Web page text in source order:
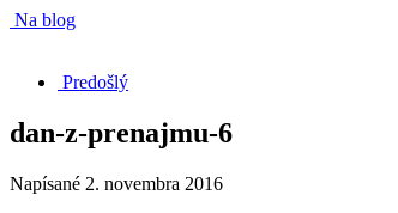
Na blog
Predošlý
dan-z-prenajmu-6
Napísané 2. novembra 2016